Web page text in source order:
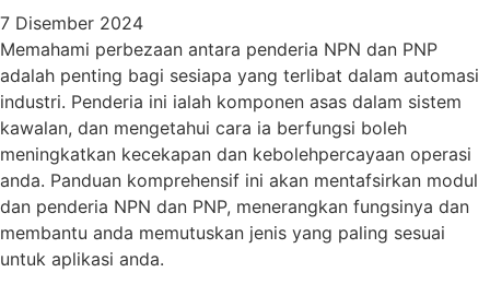
7 Disember 2024
Memahami perbezaan antara penderia NPN dan PNP
adalah penting bagi sesiapa yang terlibat dalam automasi
industri. Penderia ini ialah komponen asas dalam sistem
kawalan, dan mengetahui cara ia berfungsi boleh
meningkatkan kecekapan dan kebolehpercayaan operasi
anda. Panduan komprehensif ini akan mentafsirkan modul
dan penderia NPN dan PNP, menerangkan fungsinya dan
membantu anda memutuskan jenis yang paling sesuai
untuk aplikasi anda.